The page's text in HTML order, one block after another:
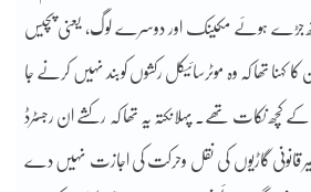
جڑے ہوئے مکینک اور دوسرے لوگ، یعنی پچیس
کہنا تھا کہ وہ موٹرسائیکل رکشوں کوبند نہیں کرنے جا
نکات تھے۔ پہلانکتہ یہ تھا کہ رکشے ان رجسٹرڈ
قانونی گاڑیوں کی نقل وحرکت کی اجازت نہیں دے